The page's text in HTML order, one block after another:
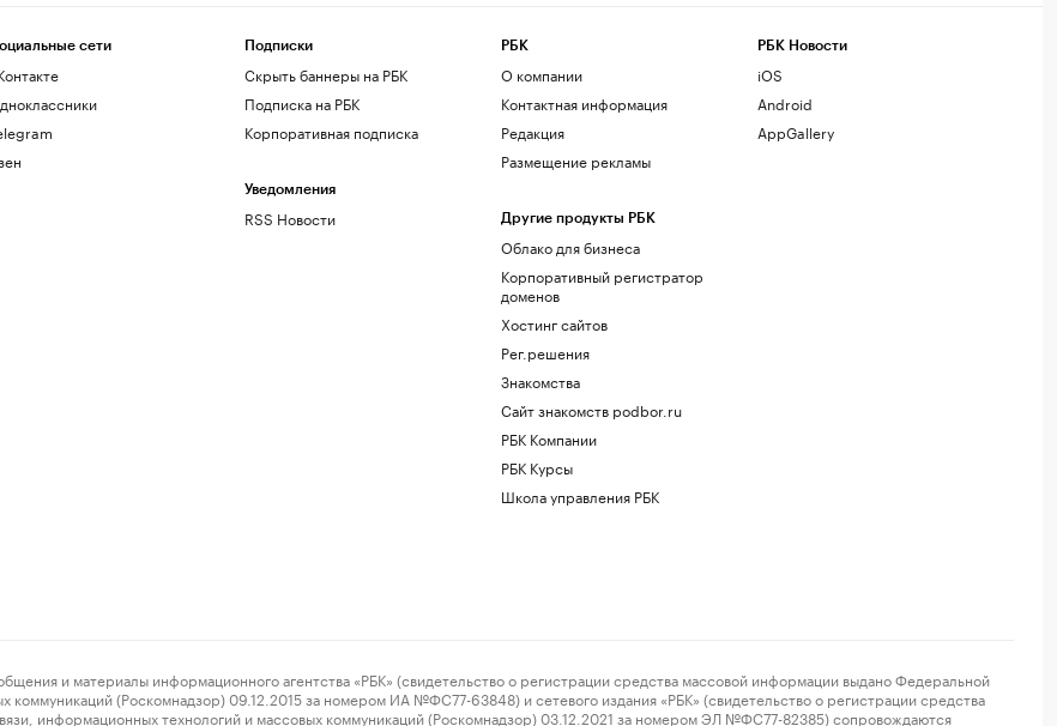
сети Подписки
Скрыть баннеры на РБК
Подписка на РБК
Корпоративная подписка
Уведомления
RSS Новости
РБК
О компании
Контактная информация
Редакция
Размещение рекламы
Другие продукты РБК
Облако для бизнеса
Корпоративный регистратор
доменов
Хостинг сайтов
Рег.решения
Знакомства
Сайт знакомств podbor.ru
РБК Компании
РБК Курсы
Школа управления РБК
РБК Новости
iOS
Android
AppGallery
материалы информационного агентства «РБК» (свидетельство о регистрации средства массовой информации выдано Федеральной
(Роскомнадзор) 09.12.2015 за номером ИА №ФС77-63848) и сетевого издания «РБК» (свидетельство о регистрации средства
информационных технологий и массовых коммуникаций (Роскомнадзор) 03.12.2021 за номером ЭЛ №ФС77-82385) сопровождаются